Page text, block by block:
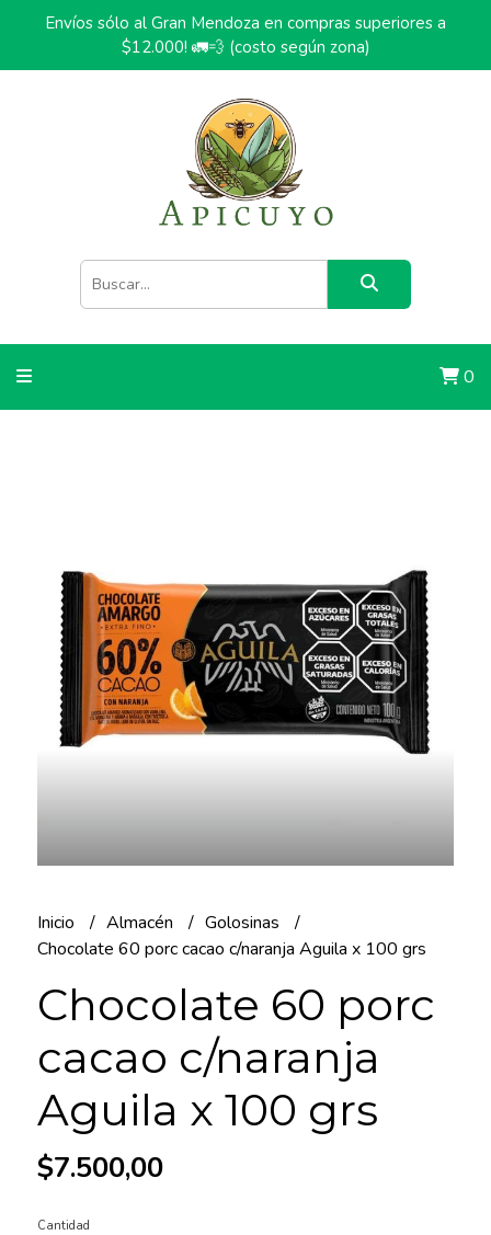
Envíos sólo al Gran Mendoza en compras superiores a
$12.000! 🚛💨 (costo según zona)
0
Inicio Almacén
Golosinas
Chocolate 60 porc cacao c/naranja Aguila x 100 grs
Chocolate 60 porc
cacao c/naranja
Aguila x 100 grs
$7.500,00
Cantidad